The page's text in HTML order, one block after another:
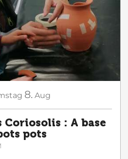
8. Aug
: A base
pots